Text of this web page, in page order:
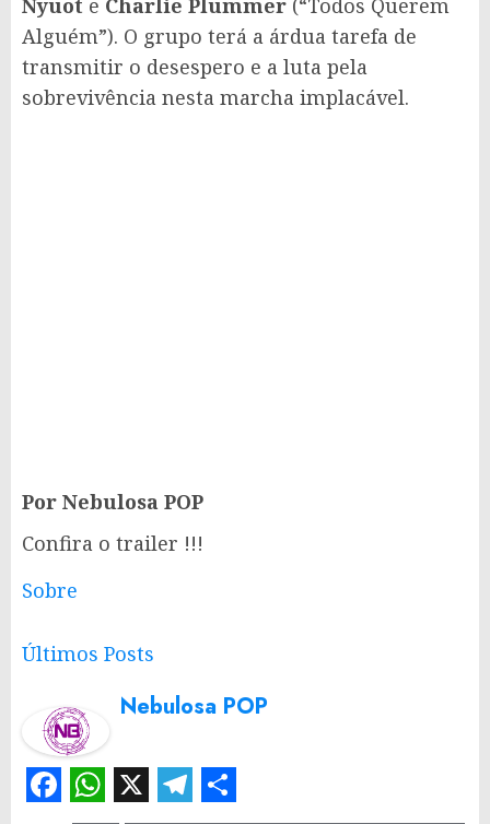
Nyuot e Charlie Plummer (“Todos Querem
Alguém”). O grupo terá a árdua tarefa de
transmitir o desespero e a luta pela
sobrevivência nesta marcha implacável.
Por Nebulosa POP
Confira o trailer !!!
Sobre
Últimos Posts
Nebulosa POP